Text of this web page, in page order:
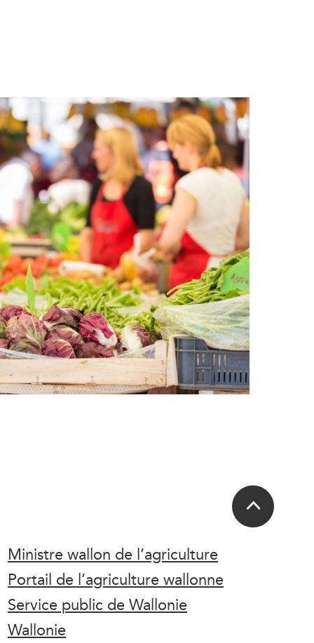
Ministre wallon de l’agriculture
Portail de l’agriculture wallonne
Service public de Wallonie
Wallonie